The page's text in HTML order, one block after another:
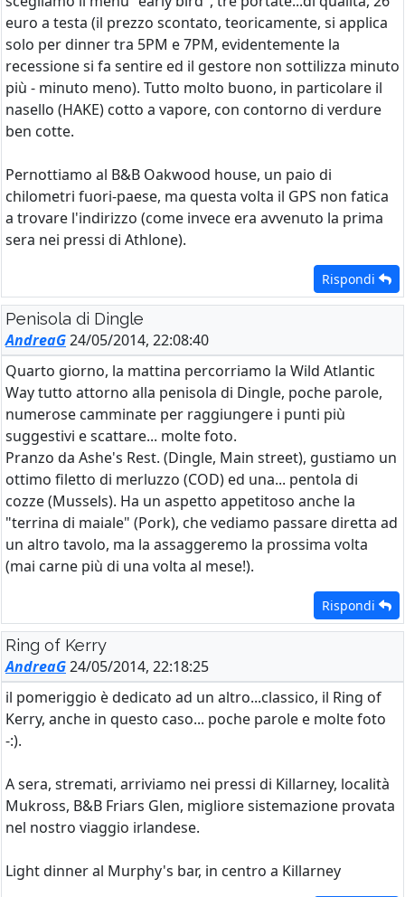
euro a testa (il prezzo scontato, teoricamente, si applica
solo per dinner tra 5PM e 7PM, evidentemente la
recessione si fa sentire ed il gestore non sottilizza minuto
più - minuto meno). Tutto molto buono, in particolare il
nasello (HAKE) cotto a vapore, con contorno di verdure
ben cotte.
Pernottiamo al B&B Oakwood house, un paio di
chilometri fuori-paese, ma questa volta il GPS non fatica
a trovare l'indirizzo (come invece era avvenuto la prima
sera nei pressi di Athlone).
Rispondi
Penisola di Dingle
AndreaG24/05/2014, 22:08:40
Quarto giorno, la mattina percorriamo la Wild Atlantic
Way tutto attorno alla penisola di Dingle, poche parole,
numerose camminate per raggiungere i punti più
suggestivi e scattare... molte foto.
Pranzo da Ashe's Rest. (Dingle, Main street), gustiamo un
ottimo filetto di merluzzo (COD) ed una... pentola di
cozze (Mussels). Ha un aspetto appetitoso anche la
"terrina di maiale" (Pork), che vediamo passare diretta ad
un altro tavolo, ma la assaggeremo la prossima volta
(mai carne più di una volta al mese!).
Rispondi
Ring of Kerry
AndreaG24/05/2014, 22:18:25
il pomeriggio è dedicato ad un altro...classico, il Ring of
Kerry, anche in questo caso... poche parole e molte foto
-:).
A sera, stremati, arriviamo nei pressi di Killarney, località
Mukross, B&B Friars Glen, migliore sistemazione provata
nel nostro viaggio irlandese.
Light dinner al Murphy's bar, in centro a Killarney